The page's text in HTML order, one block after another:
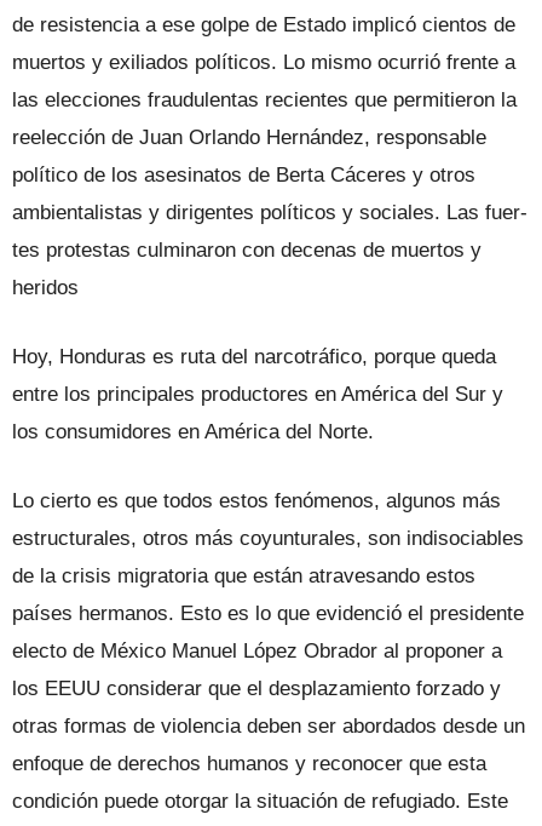
de resistencia a ese golpe de Estado implicó cientos de
muertos y exiliados políticos. Lo mismo ocurrió frente a
las elecciones fraudulentas recientes que permitieron la
reelección de Juan Orlando Hernández, responsable
político de los asesinatos de Berta Cáceres y otros
ambientalistas y dirigentes políticos y sociales. Las fuer­
tes protestas culminaron con decenas de muertos y
heridos
Hoy, Honduras es ruta del narcotrá­fico, porque queda
entre los principales productores en América del Sur y
los con­sumidores en América del Norte.
Lo cierto es que todos estos fenóme­nos, algunos más
estructurales, otros más coyunturales, son indisociables
de la crisis migratoria que están atravesan­do estos
países hermanos. Esto es lo que evidenció el presidente
electo de México Manuel López Obrador al proponer a
los EEUU considerar que el desplazamiento forzado y
otras formas de violencia de­ben ser abordados desde un
enfoque de derechos humanos y reconocer que esta
condición puede otorgar la situación de refugiado. Este